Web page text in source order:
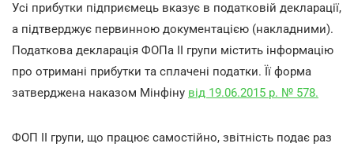
Усі прибутки підприємець вказує в податковій декларації,
а підтверджує первинною документацією (накладними).
Податкова декларація ФОПа ІІ групи містить інформацію
про отримані прибутки та сплачені податки. Її форма
затверджена наказом Мінфіну від 19.06.2015 р. № 578.
ФОП ІІ групи, що працює самостійно, звітність подає раз